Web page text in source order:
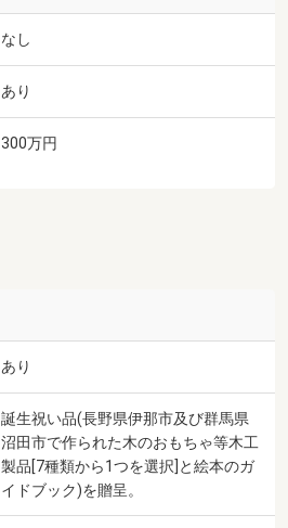
なし
あり
300万円
あり
誕生祝い品(長野県伊那市及び群馬県
沼田市で作られた木のおもちゃ等木工
製品[7種類から1つを選択]と絵本のガ
イドブック)を贈呈。